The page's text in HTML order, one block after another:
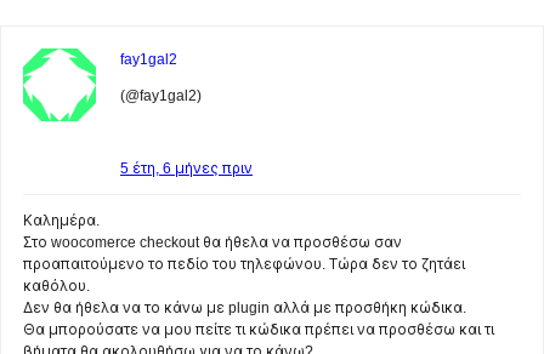
fay1gal2
(@fay1gal2)
5 έτη, 6 μήνες πριν
Καλημέρα.
Στο woocomerce checkout θα ήθελα να προσθέσω σαν
προαπαιτούμενο το πεδίο του τηλεφώνου. Τώρα δεν το ζητάει
καθόλου.
Δεν θα ήθελα να το κάνω με plugin αλλά με προσθήκη κώδικα.
Θα μπορούσατε να μου πείτε τι κώδικα πρέπει να προσθέσω και τι